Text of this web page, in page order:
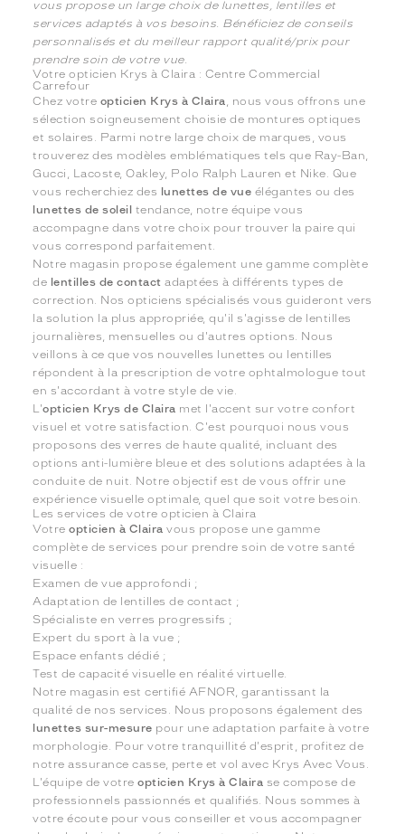
vous propose un large choix de lunettes, lentilles et
services adaptés à vos besoins. Bénéficiez de conseils
personnalisés et du meilleur rapport qualité/prix pour
prendre soin de votre vue.
Votre opticien Krys à Claira : Centre Commercial
Carrefour
Chez votre opticien Krys à Claira , nous vous offrons une
sélection soigneusement choisie de montures optiques
et solaires. Parmi notre large choix de marques, vous
trouverez des modèles emblématiques tels que Ray-Ban,
Gucci, Lacoste, Oakley, Polo Ralph Lauren et Nike. Que
vous recherchiez des lunettes de vue élégantes ou des
lunettes de soleil tendance, notre équipe vous
accompagne dans votre choix pour trouver la paire qui
vous correspond parfaitement.
Notre magasin propose également une gamme complète
de lentilles de contact adaptées à différents types de
correction. Nos opticiens spécialisés vous guideront vers
la solution la plus appropriée, qu'il s'agisse de lentilles
journalières, mensuelles ou d'autres options. Nous
veillons à ce que vos nouvelles lunettes ou lentilles
répondent à la prescription de votre ophtalmologue tout
en s'accordant à votre style de vie.
L'opticien Krys de Claira met l'accent sur votre confort
visuel et votre satisfaction. C'est pourquoi nous vous
proposons des verres de haute qualité, incluant des
options anti-lumière bleue et des solutions adaptées à la
conduite de nuit. Notre objectif est de vous offrir une
expérience visuelle optimale, quel que soit votre besoin.
Les services de votre opticien à Claira
Votreopticien à Claira vous propose une gamme
complète de services pour prendre soin de votre santé
visuelle :
Examen de vue approfondi ;
Adaptation de lentilles de contact ;
Spécialiste en verres progressifs ;
Expert du sport à la vue ;
Espace enfants dédié ;
Test de capacité visuelle en réalité virtuelle.
Notre magasin est certifié AFNOR, garantissant la
qualité de nos services. Nous proposons également des
lunettes sur-mesure pour une adaptation parfaite à votre
morphologie. Pour votre tranquillité d'esprit, profitez de
notre assurance casse, perte et vol avec Krys Avec Vous.
L'équipe de votreopticien Krys à Claira se compose de
professionnels passionnés et qualifiés. Nous sommes à
votre écoute pour vous conseiller et vous accompagner